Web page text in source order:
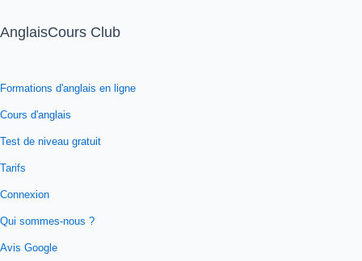
AnglaisCours Club
Formations d'anglais en ligne
Cours d'anglais
Test de niveau gratuit
Tarifs
Connexion
Qui sommes-nous ?
Avis Google